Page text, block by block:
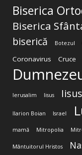
Biserica
Biserica
biserică Botezul
Coronavirus
Cruce
Ierusalim Iisus
Ilarion Boian Israel
mamă Mitropolia
Mântuitorul Hristos